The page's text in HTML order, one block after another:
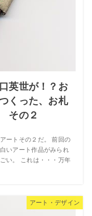
英世が！？お
くった、お札
その２
ートその２だ。 前回の
いアート作品がみられ
い。 これは・・・万年
アート・デザイン